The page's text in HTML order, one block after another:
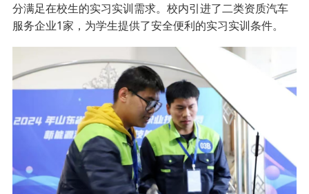
分满足在校生的实习实训需求。校内引进了二类资质汽车
服务企业1家，为学生提供了安全便利的实习实训条件。